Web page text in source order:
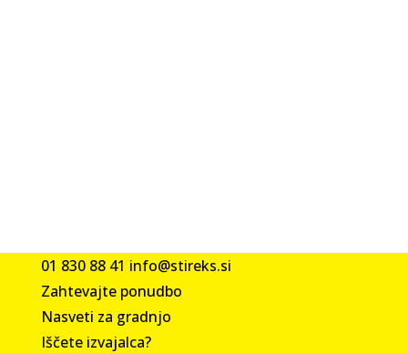
01 830 88 41 info@stireks.si
Zahtevajte ponudbo
Nasveti za gradnjo
Iščete izvajalca?